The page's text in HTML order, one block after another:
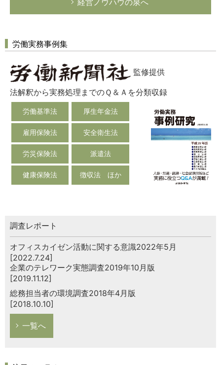
経営ノウハウの泉へ
労働実務事例集
監修提供
法解釈から実務処理までのＱ＆Ａを分類収録
労働基準法 厚生年金法
雇用保険法 安全衛生法
労災保険法 派遣法
健康保険法 徴収法 ほか
調査レポート
オフィスカイゼン活動に関する意識2022年5月
[2022.7.24]
企業のテレワーク実態調査2019年10月版
[2019.11.12]
総務担当者の環境調査2018年4月版
[2018.10.10]
一覧へ